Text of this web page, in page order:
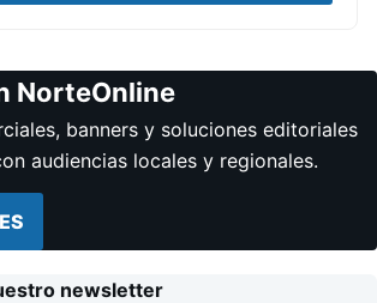
NorteOnline
banners y soluciones editoriales
audiencias locales y regionales.
newsletter